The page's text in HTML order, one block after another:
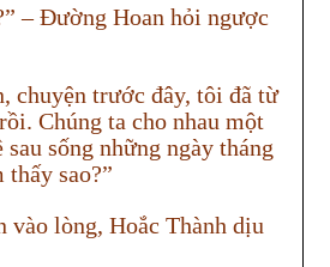
– Đường Hoan hỏi ngược
chuyện trước đây, tôi đã từ
Chúng ta cho nhau một
sống những ngày tháng
thấy sao?”
vào lòng, Hoắc Thành dịu